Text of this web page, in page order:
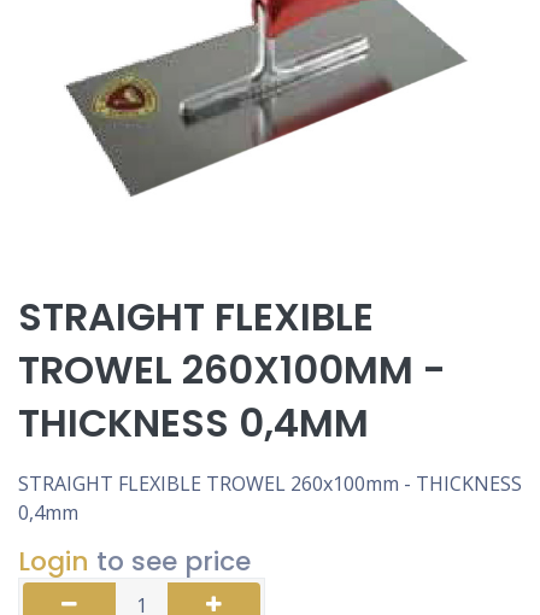
STRAIGHT FLEXIBLE
TROWEL 260X100MM -
THICKNESS 0,4MM
STRAIGHT FLEXIBLE TROWEL 260x100mm - THICKNESS
0,4mm
Login to see price